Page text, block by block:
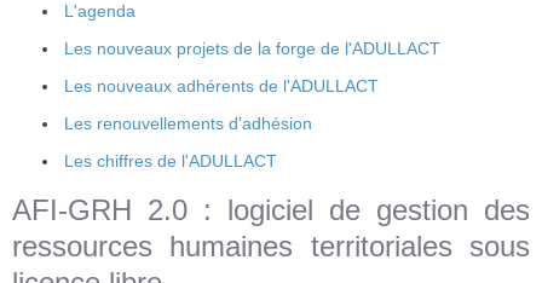
L'agenda
Les nouveaux projets de la forge de l'ADULLACT
Les nouveaux adhérents de l'ADULLACT
Les renouvellements d'adhésion
Les chiffres de l'ADULLACT
AFI-GRH 2.0 : logiciel de gestion des
ressources humaines territoriales sous